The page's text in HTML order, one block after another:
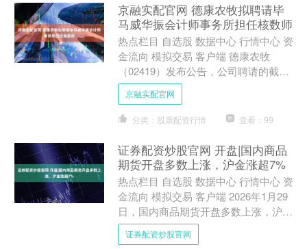
京融实配官网 德康农牧拟聘请毕
马威华振会计师事务所担任核数师
热点栏目 自选股 数据中心 行情中心 资
金流向 模拟交易 客户端 德康农牧
（02419）发布公告，公司聘请的截至
2025年12月31日止年度的核数师为毕
马威会计....
京融实配官网
分类：股票配资行情 查看：99
证券配资炒股官网 开盘|国内商品
期货开盘多数上涨，沪金涨超7%
热点栏目 自选股 数据中心 行情中心 资
金流向 模拟交易 客户端 2026年1月29
日，国内商品期货开盘多数上涨，沪金
涨超7%，沪银涨超4%，燃油涨近
3%，氧化....
证券配资炒股官网